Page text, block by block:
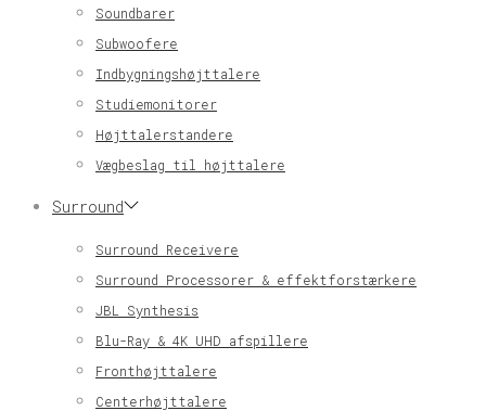
Soundbarer
Subwoofere
Indbygningshøjttalere
Studiemonitorer
Højttalerstandere
Vægbeslag til højttalere
Surround
Surround Receivere
Surround Processorer & effektforstærkere
JBL Synthesis
Blu-Ray & 4K UHD afspillere
Fronthøjttalere
Centerhøjttalere